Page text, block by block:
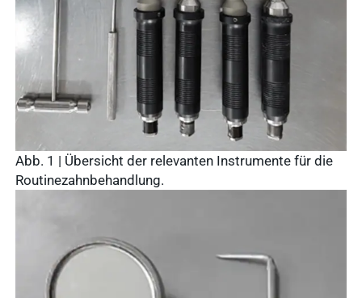
Abb. 1 | Übersicht der relevanten Instrumente für die
Routinezahnbehandlung.